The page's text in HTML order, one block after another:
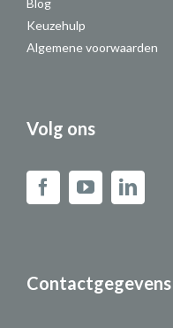
Keuzehulp
Algemene voorwaarden
Volg ons
Contactgegevens